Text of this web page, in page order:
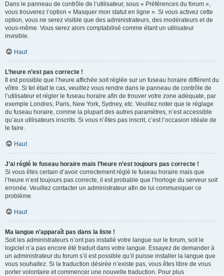
Dans le panneau de contrôle de l’utilisateur, sous « Préférences du forum »,
vous trouverez l’option « Masquer mon statut en ligne ». Si vous activez cette
option, vous ne serez visible que des administrateurs, des modérateurs et de
vous-même. Vous serez alors comptabilisé comme étant un utilisateur
invisible.
Haut
L’heure n’est pas correcte !
Il est possible que l’heure affichée soit réglée sur un fuseau horaire différent du
vôtre. Si tel était le cas, veuillez vous rendre dans le panneau de contrôle de
l’utilisateur et régler le fuseau horaire afin de trouver votre zone adéquate, par
exemple Londres, Paris, New York, Sydney, etc. Veuillez noter que le réglage
du fuseau horaire, comme la plupart des autres paramètres, n’est accessible
qu’aux utilisateurs inscrits. Si vous n’êtes pas inscrit, c’est l’occasion idéale de
le faire.
Haut
J’ai réglé le fuseau horaire mais l’heure n’est toujours pas correcte !
Si vous êtes certain d’avoir correctement réglé le fuseau horaire mais que
l’heure n’est toujours pas correcte, il est probable que l’horloge du serveur soit
erronée. Veuillez contacter un administrateur afin de lui communiquer ce
problème.
Haut
Ma langue n’apparaît pas dans la liste !
Soit les administrateurs n’ont pas installé votre langue sur le forum, soit le
logiciel n’a pas encore été traduit dans votre langue. Essayez de demander à
un administrateur du forum s’il est possible qu’il puisse installer la langue que
vous souhaitez. Si la traduction désirée n’existe pas, vous êtes libre de vous
porter volontaire et commencer une nouvelle traduction. Pour plus